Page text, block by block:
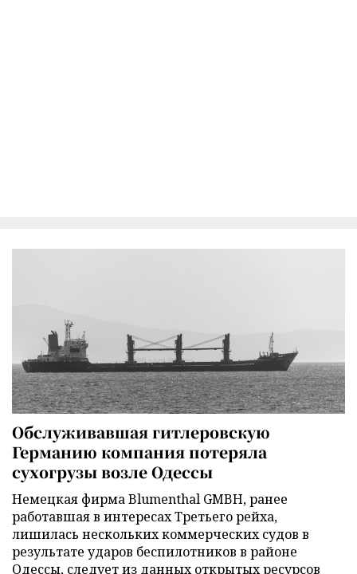
Обслуживавшая гитлеровскую
Германию компания потеряла
сухогрузы возле Одессы
Немецкая фирма Blumenthal GMBH, ранее
работавшая в интересах Третьего рейха,
лишилась нескольких коммерческих судов в
результате ударов беспилотников в районе
Одессы, следует из данных открытых ресурсов